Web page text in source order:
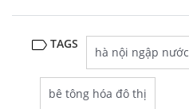
TAGS
hà nội ngập nước
bê tông hóa đô thị